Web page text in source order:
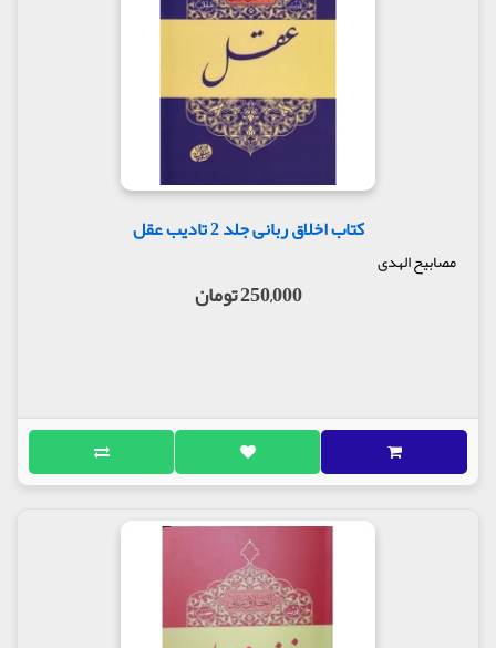
کتاب اخلاق ربانی جلد 2 تادیب عقل
مصابیح الهدی
250,000 تومان